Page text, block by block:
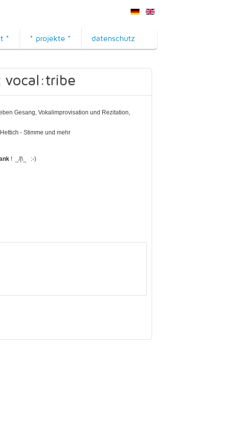
* * projekte * datenschutz
vocal:tribe
Gesang, Vokalimprovisation und Rezitation,
- Stimme und mehr
! _/|\_ :-)